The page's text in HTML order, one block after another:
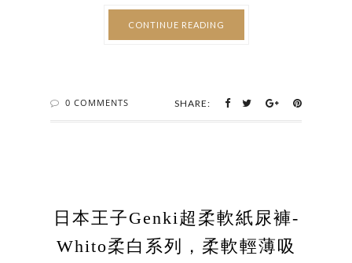
CONTINUE READING
0 COMMENTS SHARE:
日本王子Genki超柔軟紙尿褲-
Whito柔白系列，柔軟輕薄吸